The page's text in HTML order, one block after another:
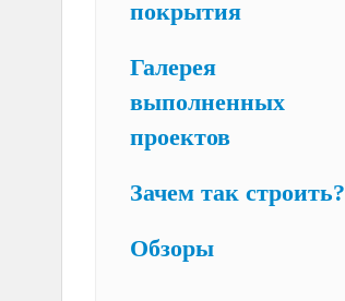
покрытия
Галерея
выполненных
проектов
Зачем так строить?
Обзоры